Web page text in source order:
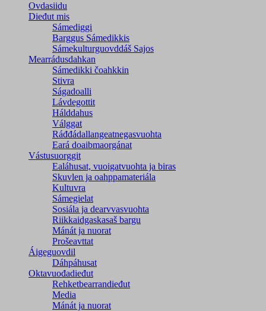
Ovdasiidu
Dieđut mis
Sámediggi
Barggus Sámedikkis
Sámekulturguovddáš Sajos
Mearrádusdahkan
Sámedikki čoahkkin
Stivra
Ságadoalli
Lávdegottit
Hálddahus
Válggat
Ráđđádallangeatnegas­vuohta
Eará doaibmaorgánat
Vástusuorggit
Ealáhusat, vuoigatvuohta ja biras
Skuvlen ja oahppamateriála
Kultuvra
Sámegielat
Sosiála ja dearvvasvuohta
Riikkaidgaskasaš bargu
Mánát ja nuorat
Prošeavttat
Áigeguovdil
Dáhpáhusat
Oktavuođadieđut
Rehketbearrandieđut
Media
Mánát ja nuorat